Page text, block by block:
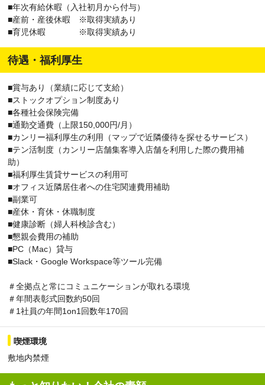
■年次有給休暇（入社初月から付与）
■産前・産後休暇 ※取得実績あり
■育児休暇 ※取得実績あり
待遇・福利厚生
■賞与あり（業績に応じて支給）
■ストックオプション制度あり
■各種社会保険完備
■通勤交通費（上限150,000円/月）
■カンリー福利厚生の利用（マップで近隣優待を探せるサービス）
■テン活制度（カンリー店舗集客導入店舗を利用した際の費用補
助）
■福利厚生賃貸サービスの利用可
■オフィス近隣居住者への住宅関連費用補助
■副業可
■産休・育休・休職制度
■健康診断（婦人科検診含む）
■懇親会費用の補助
■PC（Mac）貸与
■Slack・Google Workspace等ツール完備
＃全拠点と常にコミュニケーションが取れる環境
＃年間表彰式回数約50回
＃1社員の年間1on1回数年170回
喫煙環境
敷地内禁煙